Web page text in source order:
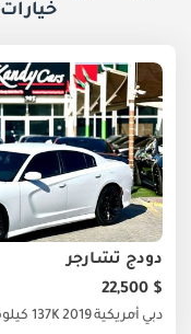
خيارات
دودج تشارجر
$ 22,500
دبي أمريكية2019137K كيلومتر